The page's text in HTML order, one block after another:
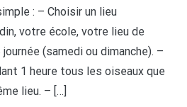
: – Choisir un lieu
votre école, votre lieu de
(samedi ou dimanche). –
1 heure tous les oiseaux que
lieu. – […]